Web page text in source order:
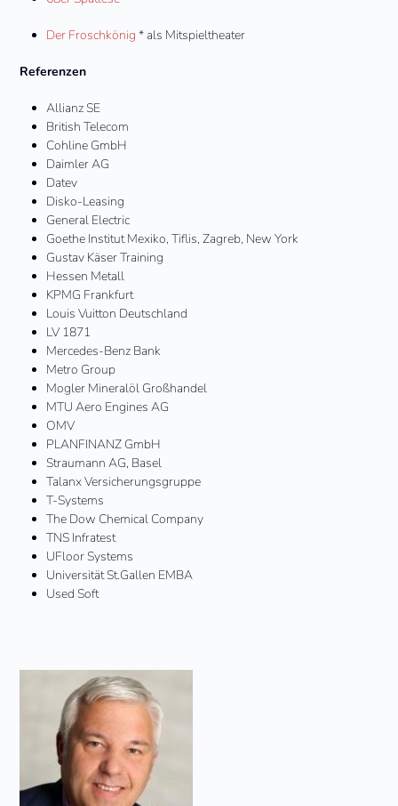
Der Froschkönig * als Mitspieltheater
Referenzen
Allianz SE
British Telecom
Cohline GmbH
Daimler AG
Datev
Disko-Leasing
General Electric
Goethe Institut Mexiko, Tiflis, Zagreb, New York
Gustav Käser Training
Hessen Metall
KPMG Frankfurt
Louis Vuitton Deutschland
LV 1871
Mercedes-Benz Bank
Metro Group
Mogler Mineralöl Großhandel
MTU Aero Engines AG
OMV
PLANFINANZ GmbH
Straumann AG, Basel
Talanx Versicherungsgruppe
T-Systems
The Dow Chemical Company
TNS Infratest
UFloor Systems
Universität St.Gallen EMBA
Used Soft